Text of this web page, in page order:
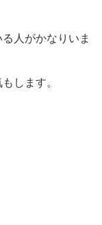
人がかなりいま
します。